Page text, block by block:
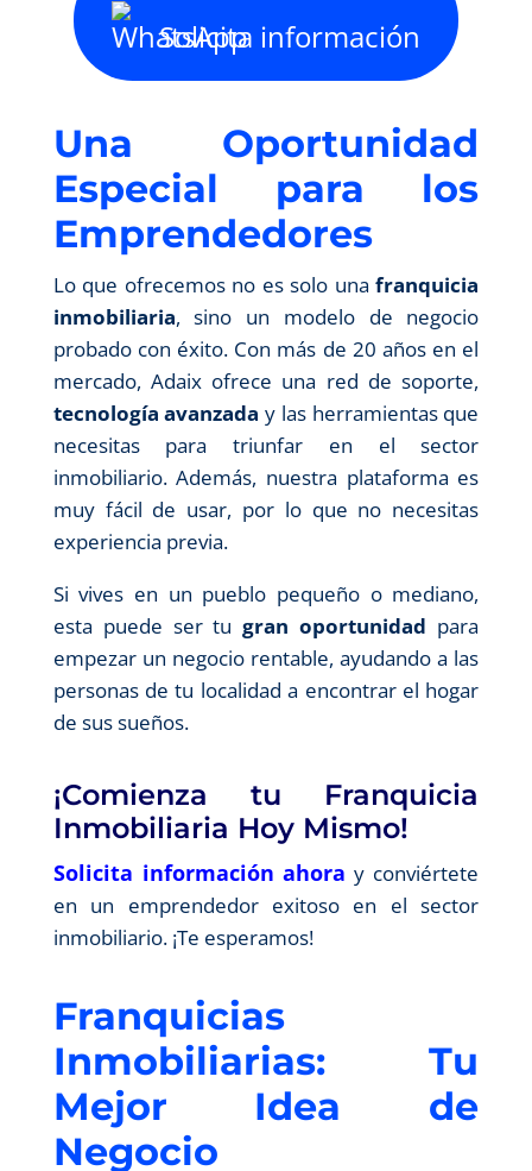
Solicita información
Una Oportunidad
Especial para los
Emprendedores
Lo que ofrecemos no es solo unafranquicia
inmobiliaria, sino un modelo de negocio
probado con éxito. Con más de 20 años en el
mercado, Adaix ofrece una red de soporte,
tecnología avanzada y las herramientas que
necesitas para triunfar en el sector
inmobiliario. Además, nuestra plataforma es
muy fácil de usar, por lo que no necesitas
experiencia previa.
Si vives en un pueblo pequeño o mediano,
esta puede ser tugran oportunidad para
empezar un negocio rentable, ayudando a las
personas de tu localidad a encontrar el hogar
de sus sueños.
¡Comienza tu Franquicia
Inmobiliaria Hoy Mismo!
Solicita información ahora y conviértete
en un emprendedor exitoso en el sector
inmobiliario. ¡Te esperamos!
Franquicias
Inmobiliarias: Tu
Mejor Idea de
Negocio